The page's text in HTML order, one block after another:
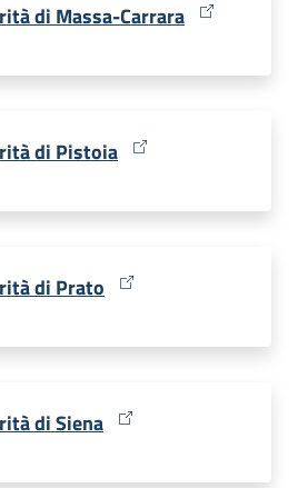
di Massa-Carrara
di Pistoia
di Prato
di Siena